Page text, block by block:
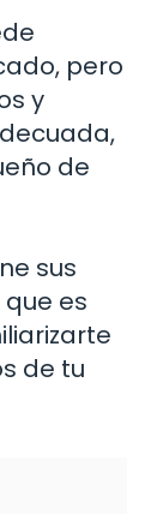
pero
y
de
sus
es
de tu